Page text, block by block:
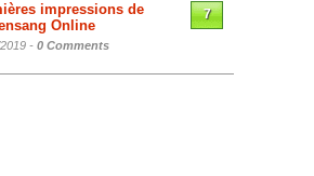
impressions de
Online
- 0 Comments
7